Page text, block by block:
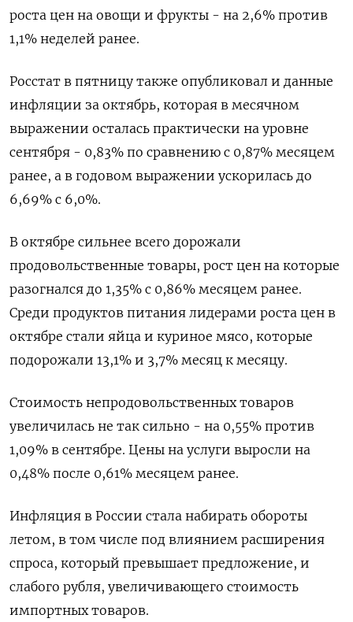
роста цен на овощи и фрукты - на 2,6% против
1,1% неделей ранее.
Росстат в пятницу также опубликовал и данные
инфляции за октябрь, которая в месячном
выражении осталась практически на уровне
сентября - 0,83% по сравнению с 0,87% месяцем
ранее, а в годовом выражении ускорилась до
6,69% с 6,0%.
В октябре сильнее всего дорожали
продовольственные товары, рост цен на которые
разогнался до 1,35% с 0,86% месяцем ранее.
Среди продуктов питания лидерами роста цен в
октябре стали яйца и куриное мясо, которые
подорожали 13,1% и 3,7% месяц к месяцу.
Стоимость непродовольственных товаров
увеличилась не так сильно - на 0,55% против
1,09% в сентябре. Цены на услуги выросли на
0,48% после 0,61% месяцем ранее.
Инфляция в России стала набирать обороты
летом, в том числе под влиянием расширения
спроса, который превышает предложение, и
слабого рубля, увеличивающего стоимость
импортных товаров.